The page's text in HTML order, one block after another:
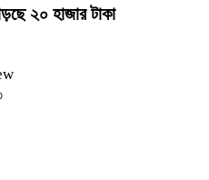
২০ হাজার টাকা